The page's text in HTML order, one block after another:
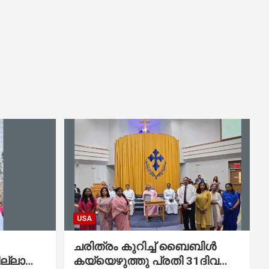
USA
ചരിത്രം കുറിച്ച് ബൈബിൾ
കയ്യെഴുത്തു പ്രതി 31ദിവസം